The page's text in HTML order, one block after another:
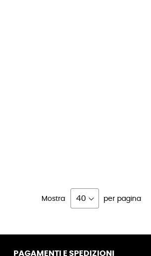
Mostra per pagina
PAGAMENTI E SPEDIZIONI